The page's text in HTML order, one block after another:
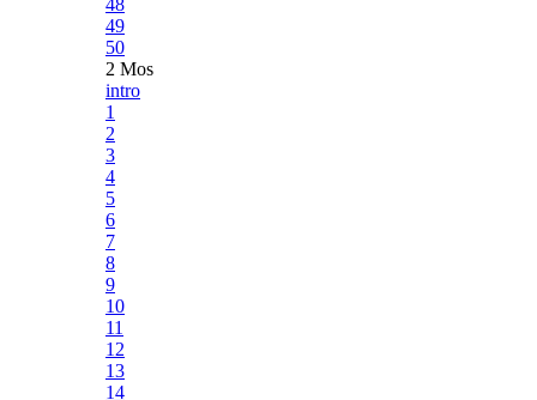
49
50
2 Mos
intro
1
2
3
4
5
6
7
8
9
10
11
12
13
14